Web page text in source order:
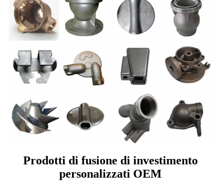
Prodotti di fusione di investimento
personalizzati OEM